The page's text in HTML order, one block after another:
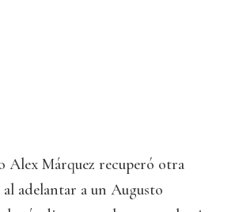
Alex Márquez recuperó otra
adelantar a un Augusto